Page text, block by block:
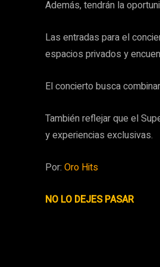
Además, tendrán la
Las entradas para el
espacios privados y
El concierto busca
También reflejar que el
y experiencias exclusivas.
Por: Oro Hits
NO LO DEJES PASAR